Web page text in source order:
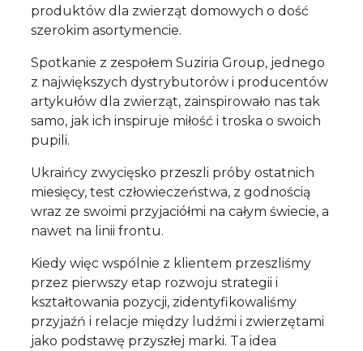
produktów dla zwierząt domowych o dość
szerokim asortymencie.
Spotkanie z zespołem Suziria Group, jednego
z największych dystrybutorów i producentów
artykułów dla zwierząt, zainspirowało nas tak
samo, jak ich inspiruje miłość i troska o swoich
pupili.
Ukraińcy zwycięsko przeszli próby ostatnich
miesięcy, test człowieczeństwa, z godnością
wraz ze swoimi przyjaciółmi na całym świecie, a
nawet na linii frontu.
Kiedy więc wspólnie z klientem przeszliśmy
przez pierwszy etap rozwoju strategii i
kształtowania pozycji, zidentyfikowaliśmy
przyjaźń i relacje między ludźmi i zwierzętami
jako podstawę przyszłej marki. Ta idea